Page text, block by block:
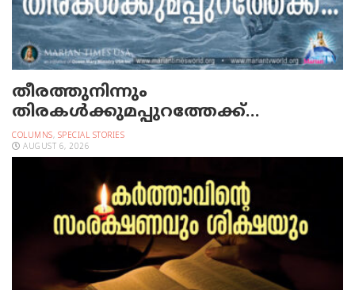
തീരത്തുനിന്നും
തിരകള്‍ക്കുമപ്പുറത്തേക്ക്…
COLUMNS, SPECIAL STORIES
AUGUST 6, 2026